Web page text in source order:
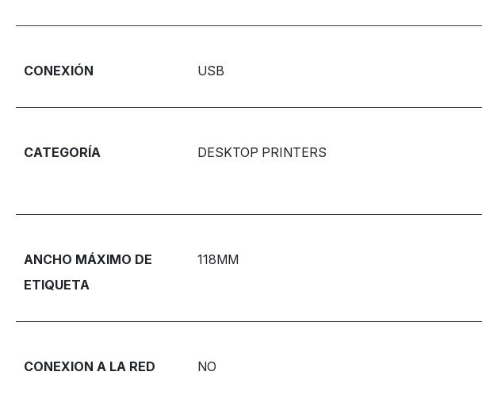
CONEXIÓN USB
CATEGORÍA DESKTOP PRINTERS
ANCHO MÁXIMO DE
ETIQUETA
118MM
CONEXION A LA RED NO